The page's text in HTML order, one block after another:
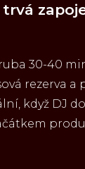
30-40
rezerva a
když DJ